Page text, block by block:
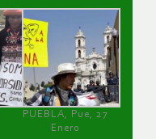
PUEBLA, Pue, 27
Enero